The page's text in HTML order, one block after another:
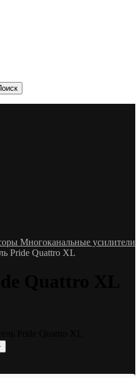
Многоканальные усилители
Pride Quattro XL